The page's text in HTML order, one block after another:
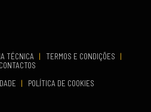
TÉCNICA | TERMOS E CONDIÇÕES
|
CONTACTOS
| POLÍTICA DE COOKIES